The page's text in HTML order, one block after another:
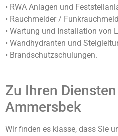
• RWA Anlagen und
• Rauchmelder /
• Wartung und Installation von
• Wandhydranten und
• Brandschutzschulungen.
Zu Ihren
Ammersbek
Wir finden es klasse, dass Sie